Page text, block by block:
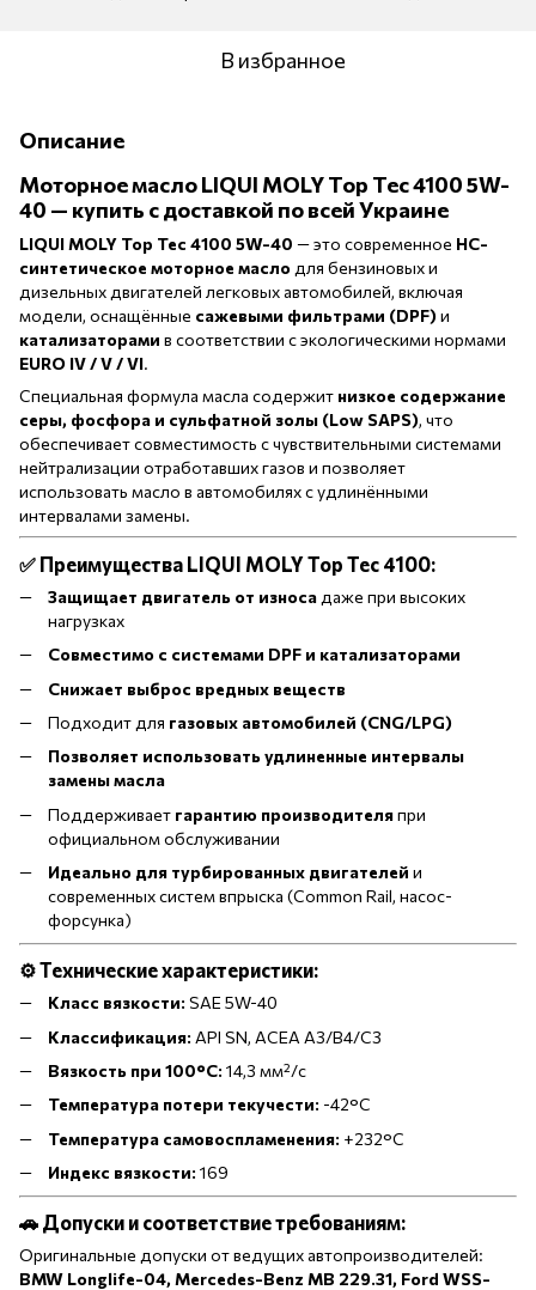
В избранное
Описание
Моторное масло LIQUI MOLY Top Tec 4100 5W-
40 — купить с доставкой по всей Украине
LIQUI MOLY Top Tec 4100 5W-40 — это современное HC-
синтетическое моторное масло для бензиновых и
дизельных двигателей легковых автомобилей, включая
модели, оснащённые сажевыми фильтрами (DPF) и
катализаторами в соответствии с экологическими нормами
EURO IV / V / VI.
Специальная формула масла содержит низкое содержание
серы, фосфора и сульфатной золы (Low SAPS), что
обеспечивает совместимость с чувствительными системами
нейтрализации отработавших газов и позволяет
использовать масло в автомобилях с удлинёнными
интервалами замены.
✅ Преимущества LIQUI MOLY Top Tec 4100:
Защищает двигатель от износа даже при высоких
нагрузках
Совместимо с системами DPF и катализаторами
Снижает выброс вредных веществ
Подходит для газовых автомобилей (CNG/LPG)
Позволяет использовать удлиненные интервалы
замены масла
Поддерживает гарантию производителяпри
официальном обслуживании
Идеально для турбированных двигателей и
современных систем впрыска (Common Rail, насос-
форсунка)
⚙️ Технические характеристики:
Класс вязкости: SAE 5W-40
Классификация: API SN, ACEA A3/B4/C3
Вязкость при 100°C: 14,3 мм²/с
Температура потери текучести: -42°C
Температура самовоспламенения: +232°C
Индекс вязкости: 169
🚗 Допуски и соответствие требованиям:
Оригинальные допуски от ведущих автопроизводителей:
BMW Longlife-04, Mercedes-Benz MB 229.31, Ford WSS-